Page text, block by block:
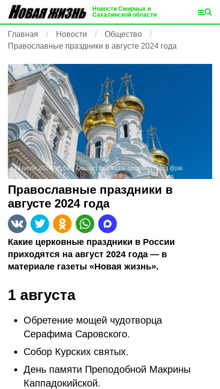
Новости Смирных и
Сахалинской области
Главная Новости
Общество
Православные праздники в августе 2024 года
18 июля 2024, 16:04 Общество Фото:unsplash.com/ @jxk
Православные праздники в
августе 2024 года
Какие церковные праздники в России
приходятся на август 2024 года — в
материале газеты «Новая жизнь».
1 августа
Обретение мощей чудотворца
Серафима Саровского.
Собор Курских святых.
День памяти Преподобной Макрины
Каппадокийской.